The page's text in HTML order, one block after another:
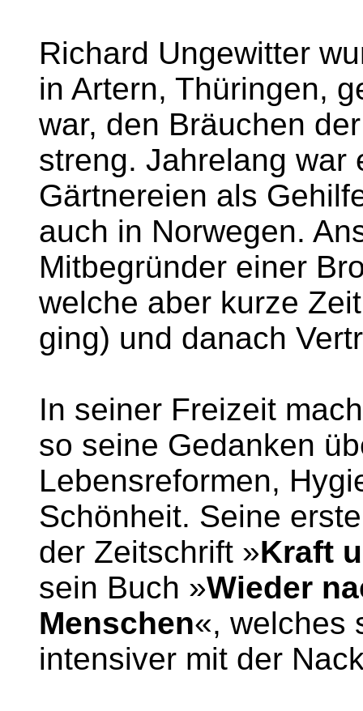
Richard Ungewitter
in Artern, Thüringen,
war, den Bräuchen
streng. Jahrelang war
Gärtnereien als
auch in Norwegen.
Mitbegründer einer
welche aber kurze
ging) und danach
In seiner Freizeit
so seine Gedanken
Lebensreformen,
Schönheit. Seine
der Zeitschrift »Kraft
sein Buch »Wieder
Menschen«, welches
intensiver mit der